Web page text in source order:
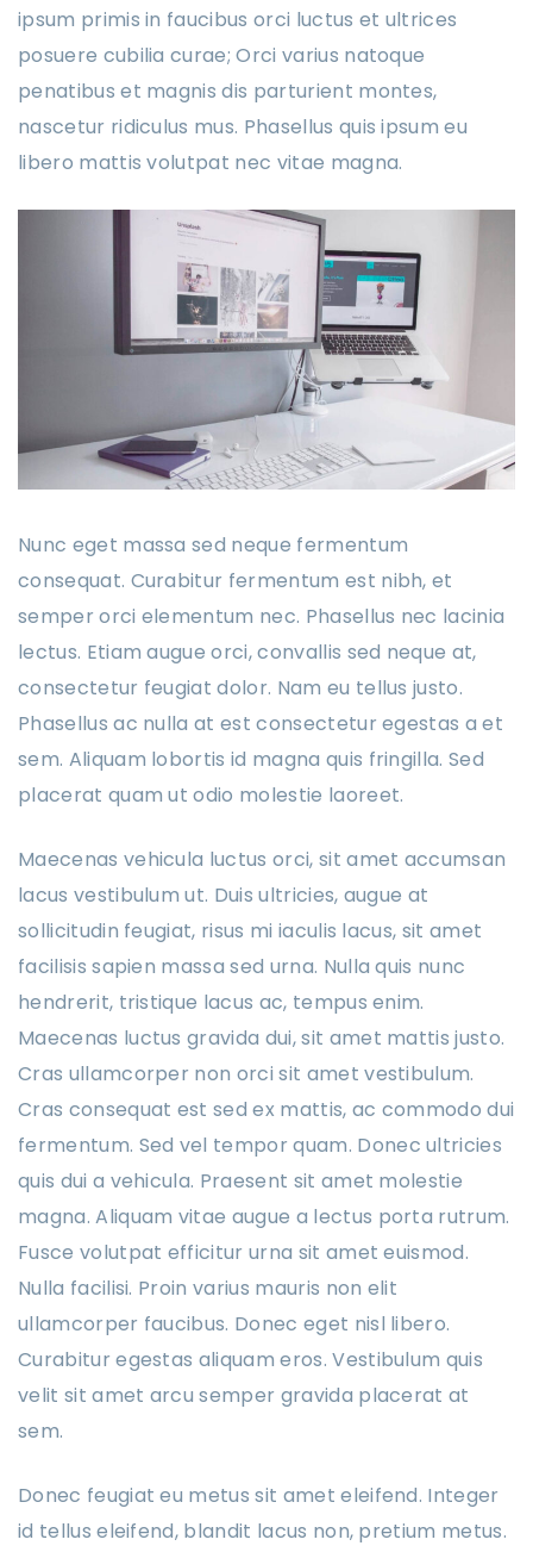
ipsum primis in faucibus orci luctus et ultrices
posuere cubilia curae; Orci varius natoque
penatibus et magnis dis parturient montes,
nascetur ridiculus mus. Phasellus quis ipsum eu
libero mattis volutpat nec vitae magna.
Nunc eget massa sed neque fermentum
consequat. Curabitur fermentum est nibh, et
semper orci elementum nec. Phasellus nec lacinia
lectus. Etiam augue orci, convallis sed neque at,
consectetur feugiat dolor. Nam eu tellus justo.
Phasellus ac nulla at est consectetur egestas a et
sem. Aliquam lobortis id magna quis fringilla. Sed
placerat quam ut odio molestie laoreet.
Maecenas vehicula luctus orci, sit amet accumsan
lacus vestibulum ut. Duis ultricies, augue at
sollicitudin feugiat, risus mi iaculis lacus, sit amet
facilisis sapien massa sed urna. Nulla quis nunc
hendrerit, tristique lacus ac, tempus enim.
Maecenas luctus gravida dui, sit amet mattis justo.
Cras ullamcorper non orci sit amet vestibulum.
Cras consequat est sed ex mattis, ac commodo dui
fermentum. Sed vel tempor quam. Donec ultricies
quis dui a vehicula. Praesent sit amet molestie
magna. Aliquam vitae augue a lectus porta rutrum.
Fusce volutpat efficitur urna sit amet euismod.
Nulla facilisi. Proin varius mauris non elit
ullamcorper faucibus. Donec eget nisl libero.
Curabitur egestas aliquam eros. Vestibulum quis
velit sit amet arcu semper gravida placerat at
sem.
Donec feugiat eu metus sit amet eleifend. Integer
id tellus eleifend, blandit lacus non, pretium metus.